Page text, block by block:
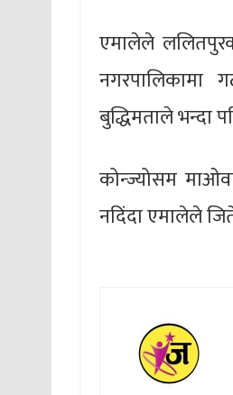
एमालेले
नगरपालिकामा
बुद्धिमताले भन्दा
कोन्ज्योसम
नदिंदा एमालेले